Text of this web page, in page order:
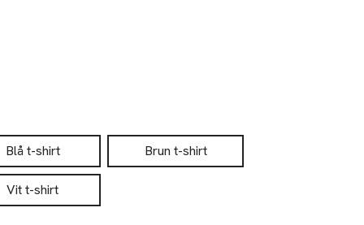
Blå t-shirt Brun t-shirt
Vit t-shirt